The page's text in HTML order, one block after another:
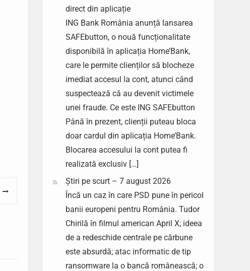
direct din aplicație
ING Bank România anunță lansarea
SAFEbutton, o nouă funcționalitate
disponibilă în aplicația Home’Bank,
care le permite clienților să blocheze
imediat accesul la cont, atunci când
suspectează că au devenit victimele
unei fraude. Ce este ING SAFEbutton
Până în prezent, clienții puteau bloca
doar cardul din aplicația Home’Bank.
Blocarea accesului la cont putea fi
realizată exclusiv […]
Știri pe scurt – 7 august 2026
Încă un caz în care PSD pune în pericol
banii europeni pentru România. Tudor
Chirilă în filmul american April X; ideea
de a redeschide centrale pe cărbune
este absurdă; atac informatic de tip
ransomware la o bancă românească; o